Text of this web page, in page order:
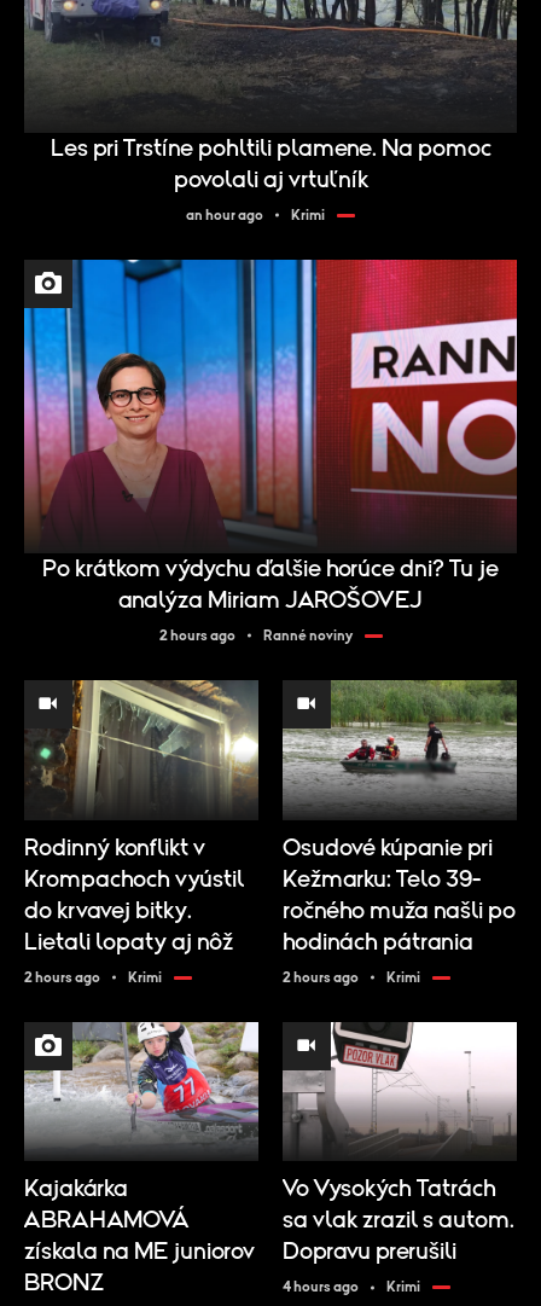
Les pri Trstíne pohltili plamene. Na pomoc
povolali aj vrtuľník
an hour ago Krimi
Po krátkom výdychu ďalšie horúce dni? Tu je
analýza Miriam JAROŠOVEJ
2 hours ago Ranné noviny
Rodinný konflikt v
Krompachoch vyústil
do krvavej bitky.
Lietali lopaty aj nôž
2 hours ago Krimi
Osudové kúpanie pri
Kežmarku: Telo 39-
ročného muža našli po
hodinách pátrania
2 hours ago Krimi
Kajakárka
ABRAHAMOVÁ
získala na ME juniorov
BRONZ
Vo Vysokých Tatrách
sa vlak zrazil s autom.
Dopravu prerušili
4 hours ago Krimi